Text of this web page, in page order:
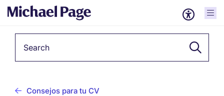
Consejos para tu CV